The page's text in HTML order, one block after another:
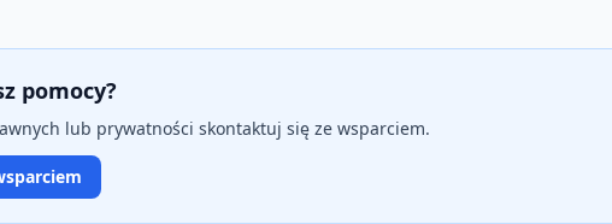
pomocy?
lub prywatności skontaktuj się ze wsparciem.